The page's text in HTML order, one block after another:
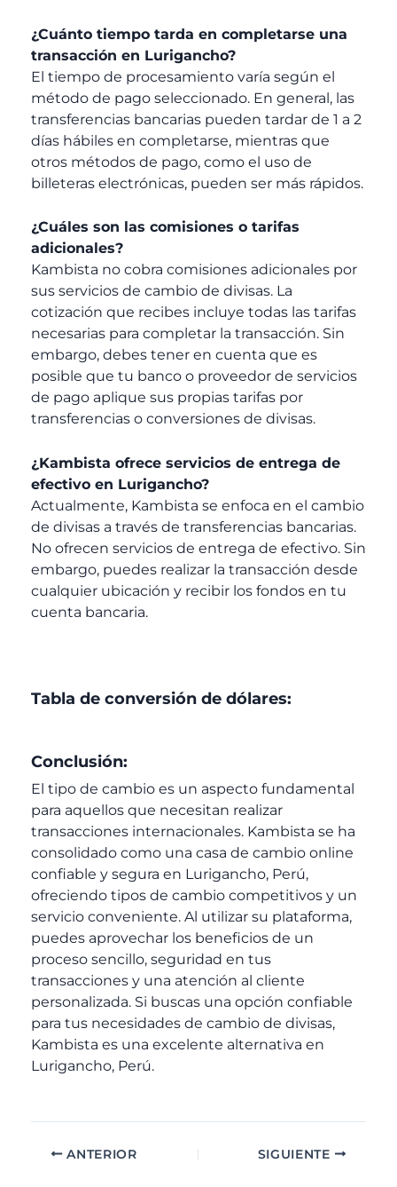
¿Cuánto tiempo tarda en completarse una
transacción en Lurigancho?
El tiempo de procesamiento varía según el
método de pago seleccionado. En general, las
transferencias bancarias pueden tardar de 1 a 2
días hábiles en completarse, mientras que
otros métodos de pago, como el uso de
billeteras electrónicas, pueden ser más rápidos.
¿Cuáles son las comisiones o tarifas
adicionales?
Kambista no cobra comisiones adicionales por
sus servicios de cambio de divisas. La
cotización que recibes incluye todas las tarifas
necesarias para completar la transacción. Sin
embargo, debes tener en cuenta que es
posible que tu banco o proveedor de servicios
de pago aplique sus propias tarifas por
transferencias o conversiones de divisas.
¿Kambista ofrece servicios de entrega de
efectivo en Lurigancho?
Actualmente, Kambista se enfoca en el cambio
de divisas a través de transferencias bancarias.
No ofrecen servicios de entrega de efectivo. Sin
embargo, puedes realizar la transacción desde
cualquier ubicación y recibir los fondos en tu
cuenta bancaria.
Tabla de conversión de dólares:
Conclusión:
El tipo de cambio es un aspecto fundamental
para aquellos que necesitan realizar
transacciones internacionales. Kambista se ha
consolidado como una casa de cambio online
confiable y segura en Lurigancho, Perú,
ofreciendo tipos de cambio competitivos y un
servicio conveniente. Al utilizar su plataforma,
puedes aprovechar los beneficios de un
proceso sencillo, seguridad en tus
transacciones y una atención al cliente
personalizada. Si buscas una opción confiable
para tus necesidades de cambio de divisas,
Kambista es una excelente alternativa en
Lurigancho, Perú.
ANTERIOR SIGUIENTE